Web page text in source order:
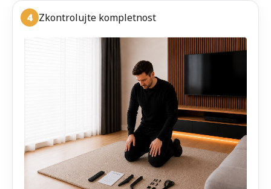
4 Zkontrolujte kompletnost